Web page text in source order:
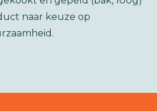
naar keuze op